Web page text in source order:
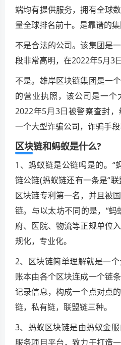
端均有提供服务，拥有全球
量全球排名前十。是靠谱的集
不是合法的公司。该集团是
段非常高明，在2022年5月3
不是。雄岸区块链集团是一
的营业执照，该公司是一
2022年5月3日被警察查封
一个大型诈骗公司，诈骗手段
区块链和蚂蚁是什么?
1、蚂蚁链是公链吗是的。“
链公链(蚂蚁链还有一条是“
区块链专利第一名，并且被
链。与以太坊不同的是，“
府、医院、物流等正规单位
规化，专业化。
2、区块链简单理解就是一
账本由各个区块连成一个链
记录信息，构成一个点对点
链，私有链，联盟链三种。
3、蚂蚁区块链是由蚂蚁金
服务项目平台，致力于打造